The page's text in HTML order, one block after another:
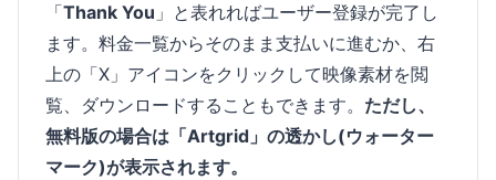
「Thank You 」と表れればユーザー登録が完了し
ます。料金一覧からそのまま支払いに進むか、右
上の「X」アイコンをクリックして映像素材を閲
覧、ダウンロードすることもできます。 ただし、
無料版の場合は「Artgrid」の透かし(ウォーター
マーク)が表示されます。